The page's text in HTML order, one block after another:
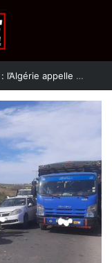
Protection de la ville sainte d’El-Qods : l’Algérie appelle à une action collective